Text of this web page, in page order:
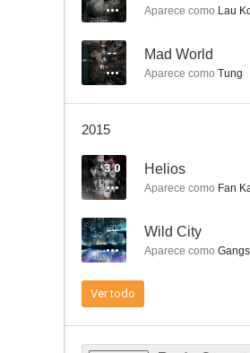
Aparece como Lau
-- Mad World
Aparece como Tung
2015
3.0 Helios
Aparece como Fan
-- Wild City
Aparece como
Ver todo